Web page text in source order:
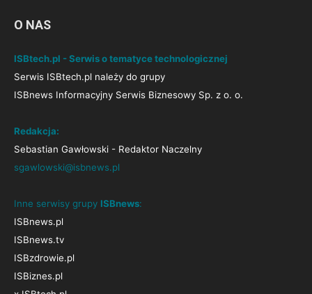
O NAS
ISBtech.pl - Serwis o tematyce technologicznej
Serwis ISBtech.pl należy do grupy
ISBnews Informacyjny Serwis Biznesowy Sp. z o. o.
Redakcja:
Sebastian Gawłowski - Redaktor Naczelny
sgawlowski@isbnews.pl
Inne serwisy grupy ISBnews:
ISBnews.pl
ISBnews.tv
ISBzdrowie.pl
ISBiznes.pl